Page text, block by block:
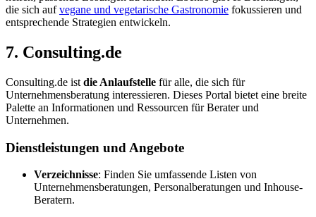
die sich aufvegane und vegetarische Gastronomie fokussieren und
entsprechende Strategien entwickeln.
7. Consulting.de
Consulting.de ist die Anlaufstelle für alle, die sich für
Unternehmensberatung interessieren. Dieses Portal bietet eine breite
Palette an Informationen und Ressourcen für Berater und
Unternehmen.
Dienstleistungen und Angebote
Verzeichnisse: Finden Sie umfassende Listen von
Unternehmensberatungen, Personalberatungen und Inhouse-
Beratern.